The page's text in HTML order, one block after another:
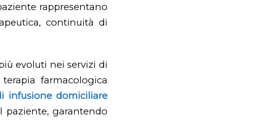
rappresentano
continuità di
evoluti nei servizi di
farmacologica
infusione domiciliare
paziente, garantendo